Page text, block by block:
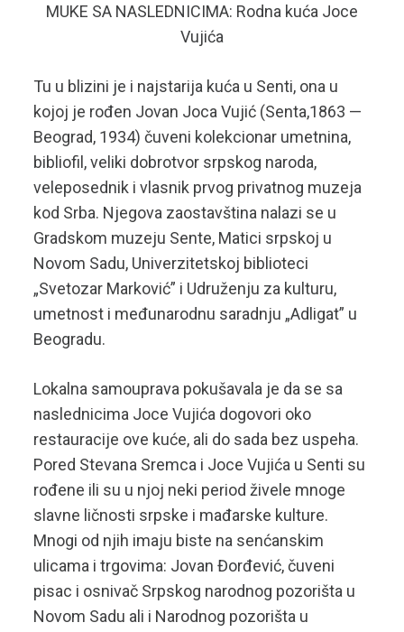
MUKE SA NASLEDNICIMA: Rodna kuća Joce
Vujića
Tu u blizini je i najstarija kuća u Senti, ona u
kojoj je rođen Jovan Joca Vujić (Senta,1863 —
Beograd, 1934) čuveni kolekcionar umetnina,
bibliofil, veliki dobrotvor srpskog naroda,
veleposednik i vlasnik prvog privatnog muzeja
kod Srba. Njegova zaostavština nalazi se u
Gradskom muzeju Sente, Matici srpskoj u
Novom Sadu, Univerzitetskoj biblioteci
„Svetozar Marković” i Udruženju za kulturu,
umetnost i međunarodnu saradnju „Adligat” u
Beogradu.
Lokalna samouprava pokušavala je da se sa
naslednicima Joce Vujića dogovori oko
restauracije ove kuće, ali do sada bez uspeha.
Pored Stevana Sremca i Joce Vujića u Senti su
rođene ili su u njoj neki period živele mnoge
slavne ličnosti srpske i mađarske kulture.
Mnogi od njih imaju biste na senćanskim
ulicama i trgovima: Jovan Đorđević, čuveni
pisac i osnivač Srpskog narodnog pozorišta u
Novom Sadu ali i Narodnog pozorišta u